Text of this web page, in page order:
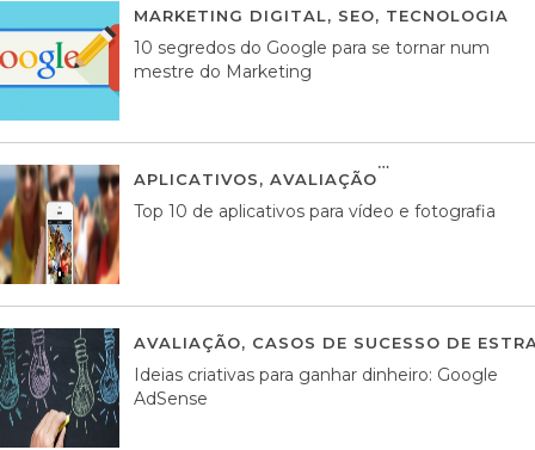
MARKETING DIGITAL, SEO, TECNOLOGIA
10 segredos do Google para se tornar num
mestre do Marketing
APLICATIVOS, AVALIAÇÃO
Top 10 de aplicativos para vídeo e fotografia
AVALIAÇÃO, CASOS DE SUCESSO DE
Ideias criativas para ganhar dinheiro: Google
AdSense